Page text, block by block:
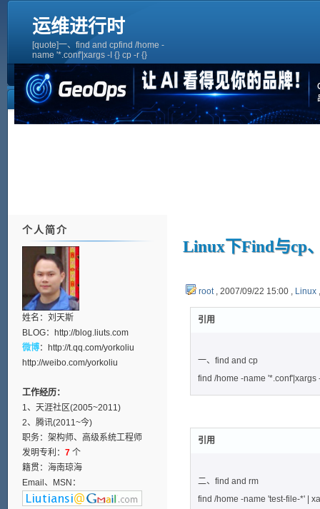
运维进行时
[quote]一、find and cpfind /home -
name '*.conf'|xargs -I {} cp -r {}
/home/conf/[/quote][quote]二、find and
rmfind /home -name 'test-file-*' | xargs
rm -r
Linux下Find与cp
root, 2007/09/22 15:00 , Linux
引用
一、find and cp
find /home -name '*.conf'|xargs
引用
二、find and rm
find /home -name 'test-file-*' |
个人简介
姓名：刘天斯
BLOG： http://blog.liuts.com
微博： http://t.qq.com/yorkoliu
http://weibo.com/yorkoliu
工作经历：
1、天涯社区(2005~2011)
2、腾讯(2011~今)
职务：架构师、高级系统工程师
发明专利： 7个
籍贯：海南琼海
Email、MSN：